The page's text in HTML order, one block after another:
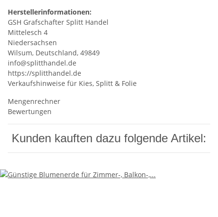
Herstellerinformationen:
GSH Grafschafter Splitt Handel
Mittelesch 4
Niedersachsen
Wilsum, Deutschland, 49849
info@splitthandel.de
https://splitthandel.de
Verkaufshinweise für Kies, Splitt & Folie
Mengenrechner
Bewertungen
Kunden kauften dazu folgende Artikel: